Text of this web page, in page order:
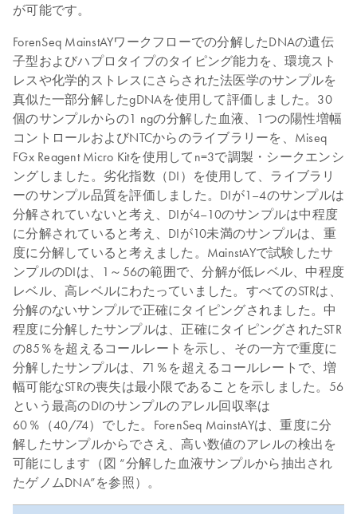
が可能です。
ForenSeq MainstAYワークフローでの分解したDNAの遺伝
子型およびハプロタイプのタイピング能力を、環境スト
レスや化学的ストレスにさらされた法医学のサンプルを
真似た一部分解したgDNAを使用して評価しました。30
個のサンプルからの1 ngの分解した血液、1つの陽性増幅
コントロールおよびNTCからのライブラリーを、Miseq
FGx Reagent Micro Kitを使用してn=3で調製・シークエンシ
ングしました。劣化指数（DI）を使用して、ライブラリ
ーのサンプル品質を評価しました。DIが1–4のサンプルは
分解されていないと考え、DIが4–10のサンプルは中程度
に分解されていると考え、DIが10未満のサンプルは、重
度に分解していると考えました。MainstAYで試験したサ
ンプルのDIは、1～56の範囲で、分解が低レベル、中程度
レベル、高レベルにわたっていました。すべてのSTRは、
分解のないサンプルで正確にタイピングされました。中
程度に分解したサンプルは、正確にタイピングされたSTR
の85％を超えるコールレートを示し、その一方で重度に
分解したサンプルは、71％を超えるコールレートで、増
幅可能なSTRの喪失は最小限であることを示しました。56
という最高のDIのサンプルのアレル回収率は
60％（40/74）でした。ForenSeq MainstAYは、重度に分
解したサンプルからでさえ、高い数値のアレルの検出を
可能にします（図 “分解した血液サンプルから抽出され
たゲノムDNA”を参照）。